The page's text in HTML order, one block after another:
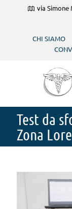
via Simone
CHI SIAMO
Test da
Zona